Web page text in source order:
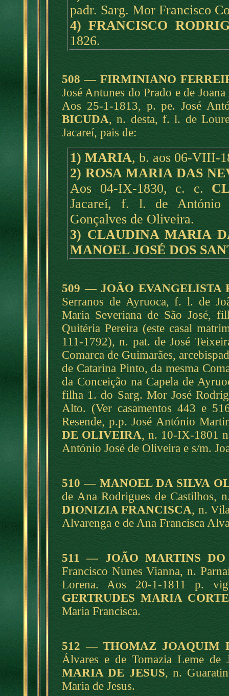
padr. Sarg. Mor Francisco
4) FRANCISCO
1826.
508 — FIRMINIANO
José Antunes do Prado e de
Aos 25-1-1813, p. pe. José
BICUDA, n. desta, f. l. de
Jacareí, pais de:
1) MARIA, b. aos 06-VIII-
2) ROSA MARIA DAS
Aos 04-IX-1830, c. c.
Jacareí, f. l. de António
Gonçalves de Oliveira.
3) CLAUDINA MARIA
MANOEL JOSÉ DOS
509 — JOÃO EVANGELISTA
Serranos de Ayruoca, f. l. de
Maria Severiana de São José,
Quitéria Pereira (este casal
111-1792), n. pat. de José
Comarca de Guimarães,
de Catarina Pinto, da mesma
da Conceição na Capela de
filha 1. do Sarg. Mor José
Alto. (Ver casamentos 443 e
Resende, p.p. José António
DE OLIVEIRA, n. 10-IX-1801
António José de Oliveira e s/m.
510 — MANOEL DA SILVA
de Ana Rodrigues de Castilhos,
DIONIZIA FRANCISCA, n.
Alvarenga e de Ana Francisca
511 — JOÃO MARTINS DO
Francisco Nunes Vianna, n.
Lorena. Aos 20-1-1811 p.
GERTRUDES MARIA
Maria Francisca.
512 — THOMAZ JOAQUIM
Álvares e de Tomazia Leme
MARIA DE JESUS, n.
Maria de Jesus.